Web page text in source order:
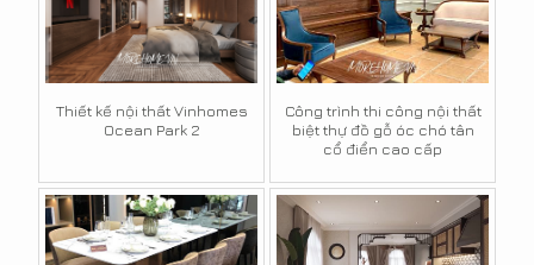
Thiết kế nội thất Vinhomes
Ocean Park 2
Công trình thi công nội thất
biệt thự đồ gỗ óc chó tân
cổ điển cao cấp